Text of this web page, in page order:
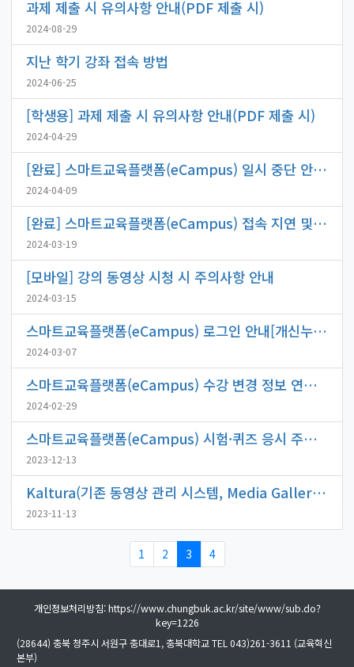
과제 제출 시 유의사항 안내(PDF 제출 시)
2024-08-29
지난 학기 강좌 접속 방법
2024-06-25
[학생용] 과제 제출 시 유의사항 안내(PDF 제출 시)
2024-04-29
[완료] 스마트교육플랫폼(eCampus) 일시 중단 안내[4. 9.(화) 13:30~19:00(연장)]
2024-04-09
[완료] 스마트교육플랫폼(eCampus) 접속 지연 및 일시 중단 안내
2024-03-19
[모바일] 강의 동영상 시청 시 주의사항 안내
2024-03-15
스마트교육플랫폼(eCampus) 로그인 안내[개신누리 ID/PW 사용]
2024-03-07
스마트교육플랫폼(eCampus) 수강 변경 정보 연동 시간 안내
2024-02-29
스마트교육플랫폼(eCampus) 시험·퀴즈 응시 주의사항 안내
2023-12-13
Kaltura(기존 동영상 관리 시스템, Media Gallery) 서비스 종료 안내[2023. 12. 22.(금)]
2023-11-13
1 2 3 4
개인정보처리방침: https://www.chungbuk.ac.kr/site/www/sub.do?
key=1226
(28644) 충북 청주시 서원구 충대로1, 충북대학교 TEL 043)261-3611 (교육혁신
본부)